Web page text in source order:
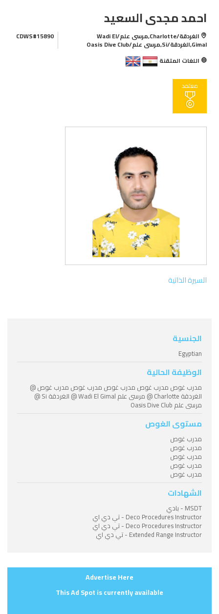
احمد مجدى السعيد
الغردقة/Charlotte,مرسى علم/Wadi El
Gimal,الغردقة/Si,مرسى علم/Oasis Dive Club
CDWS#15890
اللغات المتقنة
معتمد
السيرة الذاتية
الجنسية
Egyptian
الوظيفة الحالية
مدرب غوص مدرب غوص مدرب غوص مدرب غوص مدرب غوص @
الغردقة Charlotte @ مرسى علم Wadi El Gimal @ الغردقة Si @
مرسى علم Oasis Dive Club
مستوى الغوص
مدرب غوص
مدرب غوص
مدرب غوص
مدرب غوص
مدرب غوص
الشهادات
MSDT - بادي
Deco Procedures Instructor - تي دي اي
Deco Procedures Instructor - تي دي اي
Extended Range Instructor - تي دي اي
Advertise Here
This Ad Spot is currently available